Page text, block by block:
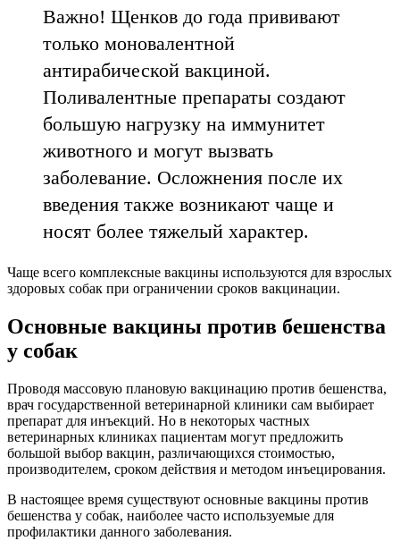
Важно! Щенков до года прививают
только моновалентной
антирабической вакциной.
Поливалентные препараты создают
большую нагрузку на иммунитет
животного и могут вызвать
заболевание. Осложнения после их
введения также возникают чаще и
носят более тяжелый характер.
Чаще всего комплексные вакцины используются для взрослых
здоровых собак при ограничении сроков вакцинации.
Основные вакцины против бешенства
у собак
Проводя массовую плановую вакцинацию против бешенства,
врач государственной ветеринарной клиники сам выбирает
препарат для инъекций. Но в некоторых частных
ветеринарных клиниках пациентам могут предложить
большой выбор вакцин, различающихся стоимостью,
производителем, сроком действия и методом инъецирования.
В настоящее время существуют основные вакцины против
бешенства у собак, наиболее часто используемые для
профилактики данного заболевания.